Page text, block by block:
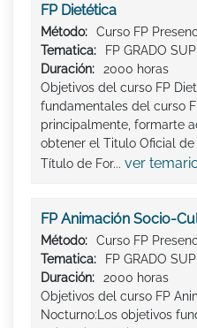
FP Dietética
Método:
Curso FP
Tematica:
FP GRADO
Duración:
2000 horas
Objetivos del curso FP
fundamentales del curso
principalmente, formarte
obtener el Titulo Oficial de
Título de For... ver
FP Animación Socio-
Método:
Curso FP
Tematica:
FP GRADO
Duración:
2000 horas
Objetivos del curso FP
Nocturno:Los objetivos